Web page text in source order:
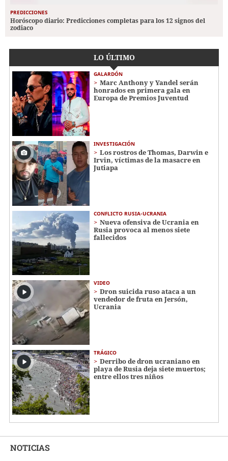
PREDICCIONES
Horóscopo diario: Predicciones completas para los 12 signos del
zodiaco
LO ÚLTIMO
GALARDÓN
Marc Anthony y Yandel serán
honrados en primera gala en
Europa de Premios Juventud
INVESTIGACIÓN
Los rostros de Thomas, Darwin e
Irvin, víctimas de la masacre en
Jutiapa
CONFLICTO RUSIA-UCRANIA
Nueva ofensiva de Ucrania en
Rusia provoca al menos siete
fallecidos
VIDEO
Dron suicida ruso ataca a un
vendedor de fruta en Jersón,
Ucrania
TRÁGICO
Derribo de dron ucraniano en
playa de Rusia deja siete muertos;
entre ellos tres niños
NOTICIAS